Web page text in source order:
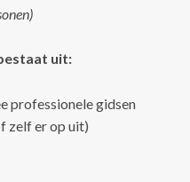
uit:
professionele gidsen
zelf er op uit)